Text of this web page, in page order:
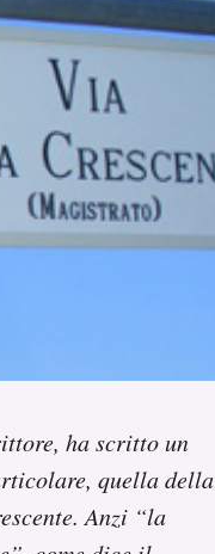
ha scritto un
quella della
Anzi “la